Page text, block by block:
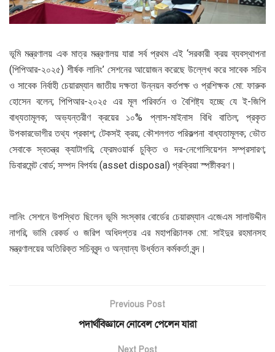
ভূমি মন্ত্রণালয় এক মাত্র মন্ত্রণালয় যারা সর্ব প্রথম এই ‘সরকারী ক্রয় ব্যবস্থাপনা
(পিপিআর-২০২৫) শীর্ষক লানিং’ সেশনের আয়োজন করেছে উল্লেখ করে সাবেক সচিব
ও সাবেক নির্বাহী চেয়ারম্যান জাতীয় দক্ষতা উন্নয়ন কর্তপক্ষ ও প্রশিক্ষক মো: ফারুক
হোসেন বলেন; পিপিআর-২০২৫ এর মূল পরিবর্তন ও বৈশিষ্ট্য হচ্ছে যে ই-জিপি
বাধ্যতামূলক; অভ্যন্তরীণ ক্রয়ের ১০% প্লাস-মাইনাস বিধি বাতিল; প্রকৃত
উপকারভোগীর তথ্য প্রকাশ; টেকসই ক্রয়; কৌশলগত পরিকল্পনা বাধ্যতামূলক; ভৌত
সেবাকে স্বতন্ত্র ক্যাটাগরি; ফ্রেমওয়ার্ক চুক্তি ও দর-নেগোসিয়েশন সম্প্রসারণ;
ডিবারমেন্ট বোর্ড; সম্পদ বিপর্যয় (asset disposal) প্রক্রিয়া স্পষ্টীকরণ।
লানিং সেশনে উপস্থিত ছিলেন ভূমি সংস্কার বোর্ডের চেয়ারম্যান এজেএম সালাউদ্দীন
নাগরি; ভামি রেকর্ড ও জরিপ অধিদপ্তর এর মহাপরিচালক মো: সাইদুর রহমানসহ
মন্ত্রণালয়ের অতিরিক্ত সচিববৃন্দ ও অন্যান্য উর্ধ্বতন কর্মকর্তা বৃন্দ।
Previous Post
পদার্থবিজ্ঞানে নোবেল পেলেন যারা
Next Post